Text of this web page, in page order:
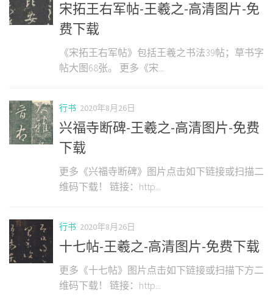
宋拓王右军帖-王羲之-高清图片-免
费下载
《宋拓王右军帖》包括王羲之书法39帖；草书字
帖大图68张。 更多《宋...
行书 2020年8月26日
兴福寺断碑-王羲之-高清图片-免费
下载
更多《兴福寺断碑》图片点击如下链接或扫描二
维码下载！ 链接：http...
行书 2020年8月26日
十七帖-王羲之-高清图片-免费下载
更多《十七帖》图片点击如下链接或扫描下方二
维码下载！ 链接：http...